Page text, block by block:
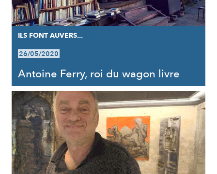
ILS FONT AUVERS...
26/05/2020
Antoine Ferry, roi du wagon livre